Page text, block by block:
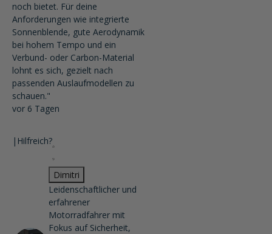
noch bietet. Für deine
Anforderungen wie integrierte
Sonnenblende, gute Aerodynamik
bei hohem Tempo und ein
Verbund- oder Carbon-Material
lohnt es sich, gezielt nach
passenden Auslaufmodellen zu
schauen."
vor 6 Tagen
| Hilfreich?
Dimitri
Leidenschaftlicher und
erfahrener
Motorradfahrer mit
Fokus auf Sicherheit,